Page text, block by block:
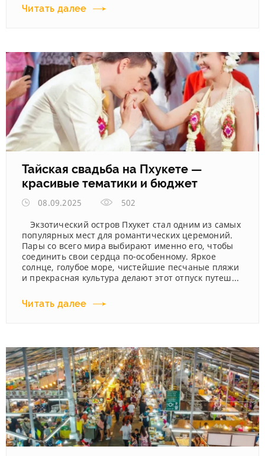
Читать далее
Тайская свадьба на Пхукете —
красивые тематики и бюджет
08.09.2025
502
Экзотический остров Пхукет стал одним из самых
популярных мест для романтических церемоний.
Пары со всего мира выбирают именно его, чтобы
соединить свои сердца по-особенному. Яркое
солнце, голубое море, чистейшие песчаные пляжи
и прекрасная культура делают этот отпуск путеш...
Читать далее